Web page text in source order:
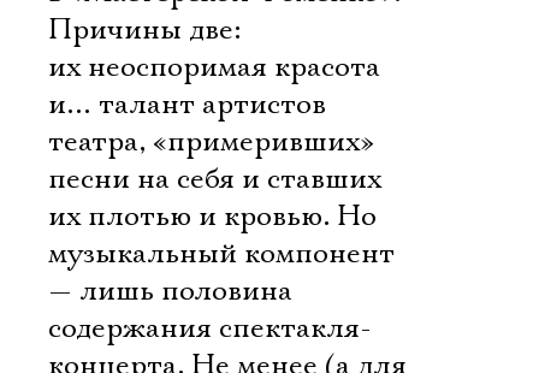
Причины две:
их неоспоримая красота
и… талант артистов
театра, «примеривших»
песни на себя и ставших
их плотью и кровью. Но
музыкальный компонент
— лишь половина
содержания спектакля-
концерта. Не менее (а для